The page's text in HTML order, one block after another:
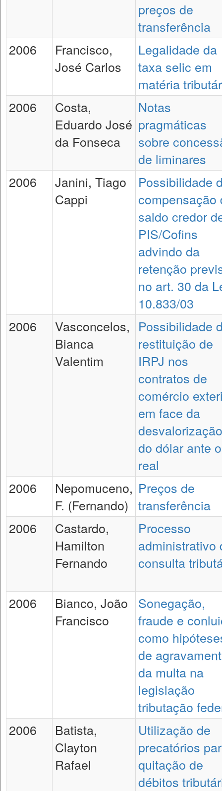
preços de
transferência
2006
Francisco,
José Carlos
Legalidade da
taxa selic em
matéria
2006
Costa,
Eduardo José
da Fonseca
Notas
pragmáticas
sobre
de liminares
2006
Janini, Tiago
Cappi
Possibilidade
compensação
saldo credor
PIS/Cofins
advindo da
retenção
no art. 30 da
10.833/03
2006
Vasconcelos,
Bianca
Valentim
Possibilidade
restituição de
IRPJ nos
contratos de
comércio
em face da
desvalorização
do dólar ante o
real
2006
Nepomuceno,
F. (Fernando)
Preços de
transferência
2006
Castardo,
Hamilton
Fernando
Processo
administrativo
consulta
2006
Bianco, João
Francisco
Sonegação,
fraude e
como
de
da multa na
legislação
tributação
2006
Batista,
Clayton
Rafael
Utilização de
precatórios
quitação de
débitos